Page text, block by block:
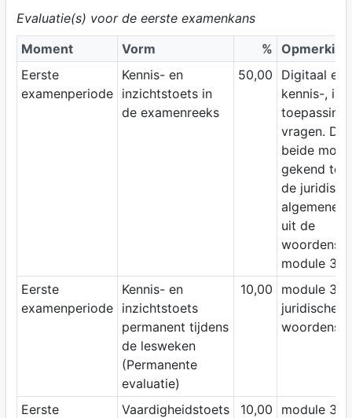
Evaluatie(s) voor de eerste examenkans
Moment
Vorm % Opmerking
Eerste
examenperiode
Kennis- en
inzichtstoets in
de examenreeks
50,00
Digitaal
kennis-,
vragen. De
beide
gekend te
de
algemene
uit de
module 3.
Eerste
examenperiode
Kennis- en
inzichtstoets
permanent tijdens
de lesweken
(Permanente
evaluatie)
10,00
module 3:
juridische
Eerste
Vaardigheidstoets
10,00
module 3: